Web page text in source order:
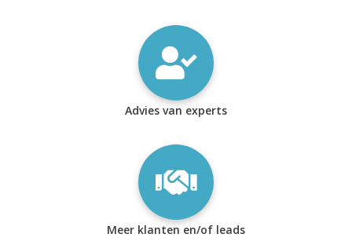
Advies van experts
Meer klanten en/of leads